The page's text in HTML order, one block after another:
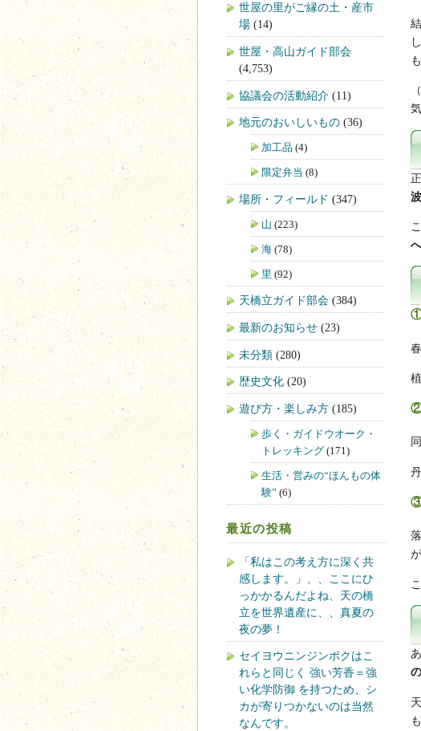
①
②
③
世屋の里がご縁の土・産市
場 (14)
世屋・高山ガイド部会
(4,753)
協議会の活動紹介 (11)
地元のおいしいもの (36)
加工品 (4)
限定弁当 (8)
場所・フィールド (347)
山 (223)
海 (78)
里 (92)
天橋立ガイド部会 (384)
最新のお知らせ (23)
未分類 (280)
歴史文化 (20)
遊び方・楽しみ方 (185)
歩く・ガイドウオーク・
トレッキング (171)
生活・営みの“ほんもの体
験” (6)
最近の投稿
「私はこの考え方に深く共
感します。」、、ここにひ
っかかるんだよね、天の橋
立を世界遺産に、、真夏の
夜の夢！
セイヨウニンジンボクはこ
れらと同じく 強い芳香＝強
い化学防御 を持つため、シ
カが寄りつかないのは当然
なんです。